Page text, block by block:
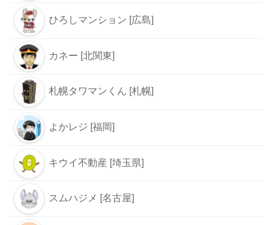
ひろしマンション [広島]
カネー [北関東]
札幌タワマンくん [札幌]
よかレジ [福岡]
キウイ不動産 [埼玉県]
スムハジメ [名古屋]